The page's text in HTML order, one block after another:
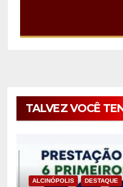
TALVEZ VOCÊ
ALCINÓPOLIS DESTAQUE